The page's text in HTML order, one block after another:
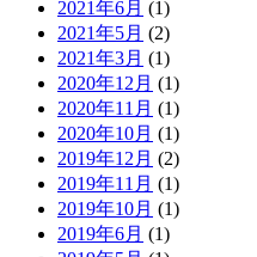
2021年6月 (1)
2021年5月 (2)
2021年3月 (1)
2020年12月 (1)
2020年11月 (1)
2020年10月 (1)
2019年12月 (2)
2019年11月 (1)
2019年10月 (1)
2019年6月 (1)